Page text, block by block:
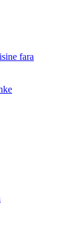
fara